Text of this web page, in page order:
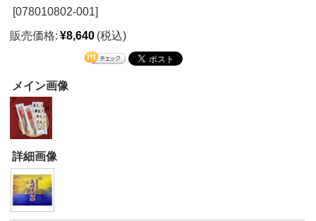
[078010802-001]
販売価格: ¥8,640 (税込)
メイン画像
詳細画像